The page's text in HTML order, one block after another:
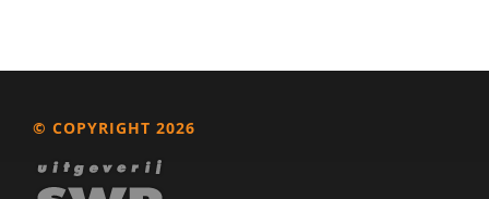
© COPYRIGHT 2026